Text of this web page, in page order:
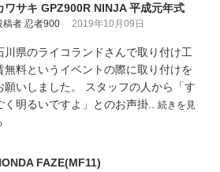
ワサキ GPZ900R NINJA 平成元年式
稿者 忍者900 2019年10月09日
川県のライコランドさんで取り付け工
無料というイベントの際に取り付けを
願いしました。 スタッフの人から「す
く明るいですよ」とのお声掛.. 続きを見
FAZE(MF11)